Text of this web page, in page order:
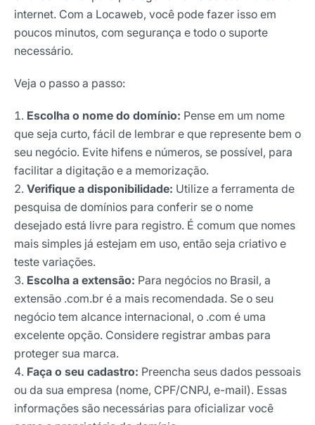
internet. Com a Locaweb, você pode fazer isso em
poucos minutos, com segurança e todo o suporte
necessário.
Veja o passo a passo:
Escolha o nome do domínio: Pense em um nome
que seja curto, fácil de lembrar e que represente bem o
seu negócio. Evite hifens e números, se possível, para
facilitar a digitação e a memorização.
Verifique a disponibilidade: Utilize a ferramenta de
pesquisa de domínios para conferir se o nome
desejado está livre para registro. É comum que nomes
mais simples já estejam em uso, então seja criativo e
teste variações.
Escolha a extensão: Para negócios no Brasil, a
extensão .com.br é a mais recomendada. Se o seu
negócio tem alcance internacional, o .com é uma
excelente opção. Considere registrar ambas para
proteger sua marca.
Faça o seu cadastro: Preencha seus dados pessoais
ou da sua empresa (nome, CPF/CNPJ, e-mail). Essas
informações são necessárias para oficializar você
Receba os melhores insights da Locaweb
Tendências e materiais exclusivos do mercado
digital que valem a leitura.
Nome
E-mail
Selecione sua área de atuação